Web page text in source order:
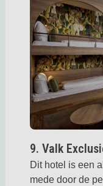
9. Valk
Dit hotel is een
mede door de